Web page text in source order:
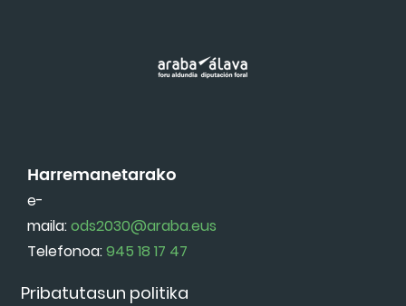
Pribatutasun politika
Harremanetarako
e-
maila:ods2030@araba.eus
Telefonoa:945 18 17 47